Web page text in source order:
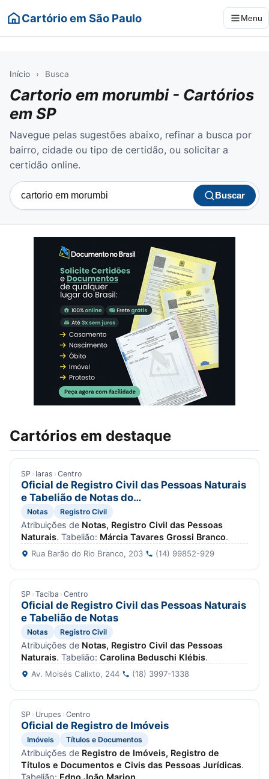
Cartório em São Paulo Menu
Início › Busca
Cartorio em morumbi - Cartórios
em SP
Navegue pelas sugestões abaixo, refinar a busca por
bairro, cidade ou tipo de certidão, ou solicitar a
certidão online.
Buscar
Cartórios em destaque
SP › Iaras › Centro
Oficial de Registro Civil das Pessoas Naturais
e Tabelião de Notas do…
Notas Registro Civil
Atribuições de Notas, Registro Civil das Pessoas
Naturais. Tabelião: Márcia Tavares Grossi Branco.
Rua Barão do Rio Branco, 203· (14) 99852-929
SP › Taciba › Centro
Oficial de Registro Civil das Pessoas Naturais
e Tabelião de Notas
Notas Registro Civil
Atribuições de Notas, Registro Civil das Pessoas
Naturais. Tabelião: Carolina Beduschi Klébis.
Av. Moisés Calixto, 244· (18) 3997-1338
SP › Urupes › Centro
Oficial de Registro de Imóveis
Imóveis Títulos e Documentos
Atribuições de Registro de Imóveis, Registro de
Títulos e Documentos e Civis das Pessoas Jurídicas.